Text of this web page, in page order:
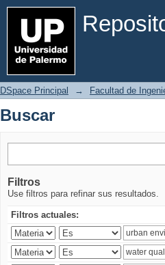
Buscar
DSpace Principal → Facultad de
Buscar
Filtros
Use filtros para refinar sus resultados.
Filtros actuales: